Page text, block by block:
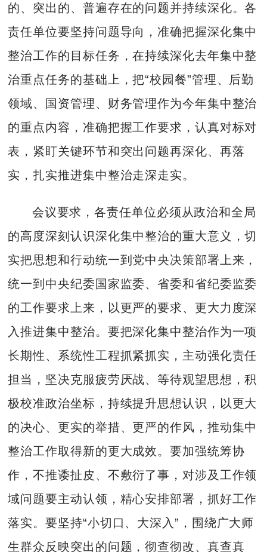
的、突出的、普遍存在的问题并持续深化。各
责任单位要坚持问题导向，准确把握深化集中
整治工作的目标任务，在持续深化去年集中整
治重点任务的基础上，把“校园餐”管理、后勤
领域、国资管理、财务管理作为今年集中整治
的重点内容，准确把握工作要求，认真对标对
表，紧盯关键环节和突出问题再深化、再落
实，扎实推进集中整治走深走实。
会议要求，各责任单位必须从政治和全局
的高度深刻认识深化集中整治的重大意义，切
实把思想和行动统一到党中央决策部署上来，
统一到中央纪委国家监委、省委和省纪委监委
的工作要求上来，以更严的要求、更大力度深
入推进集中整治。要把深化集中整治作为一项
长期性、系统性工程抓紧抓实，主动强化责任
担当，坚决克服疲劳厌战、等待观望思想，积
极校准政治坐标，持续提升思想认识，以更大
的决心、更实的举措、更严的作风，推动集中
整治工作取得新的更大成效。要加强统筹协
作，不推诿扯皮、不敷衍了事，对涉及工作领
域问题要主动认领，精心安排部署，抓好工作
落实。要坚持“小切口、大深入”，围绕广大师
生群众反映突出的问题，彻查彻改、真查真